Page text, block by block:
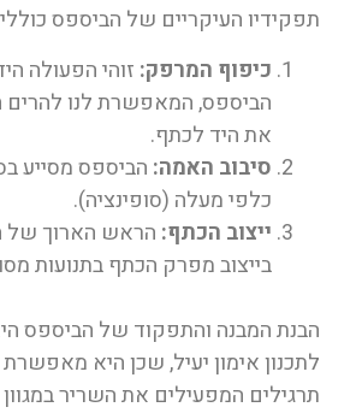
תפקידיו העיקריים של הביספס
כיפוף המרפק: זוהי הפעולה
הביספס, המאפשרת לנו להרים
את היד לכתף.
סיבוב האמה: הביספס מסייע
כלפי מעלה (סופינציה).
ייצוב הכתף: הראש הארוך של
בייצוב מפרק הכתף בתנועות
הבנת המבנה והתפקוד של הביספס
לתכנון אימון יעיל, שכן היא מאפשרת
תרגילים המפעילים את השריר במגוון